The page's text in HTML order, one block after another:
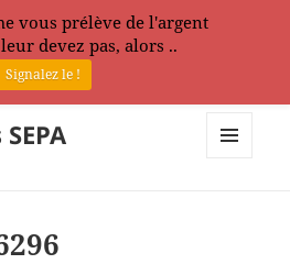
vous prélève de l'argent
devez pas, alors ..
Signalez le !